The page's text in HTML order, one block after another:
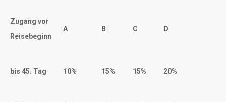
Zugang vor
Reisebeginn
A B C D
bis 45. Tag 10% 15% 15% 20%